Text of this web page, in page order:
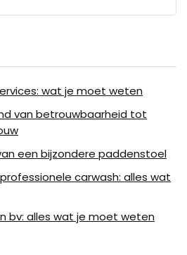
wat je moet weten
van betrouwbaarheid tot
een bijzondere paddenstoel
carwash: alles wat
bv: alles wat je moet weten